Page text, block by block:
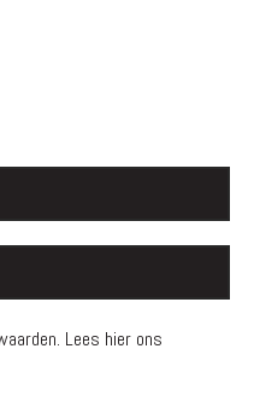
Lees hier ons